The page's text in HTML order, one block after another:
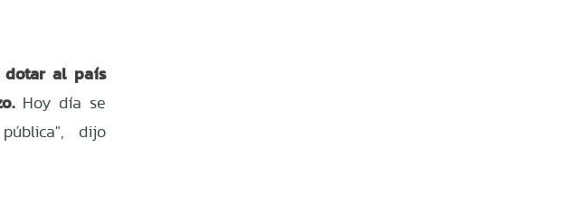
dotar al país
Hoy día se
dijo